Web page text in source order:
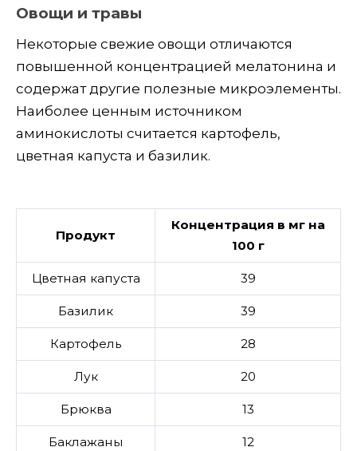
Овощи и травы
Некоторые свежие овощи отличаются
повышенной концентрацией мелатонина и
содержат другие полезные микроэлементы.
Наиболее ценным источником
аминокислоты считается картофель,
цветная капуста и базилик.
Продукт
Концентрация в мг на
100 г
Цветная капуста 39
Базилик 39
Картофель 28
Лук 20
Брюква 13
Баклажаны 12